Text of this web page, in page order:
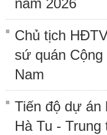
năm 2026
Chủ tịch
sứ quán
Nam
Tiến độ dự án
Hà Tu - Trung